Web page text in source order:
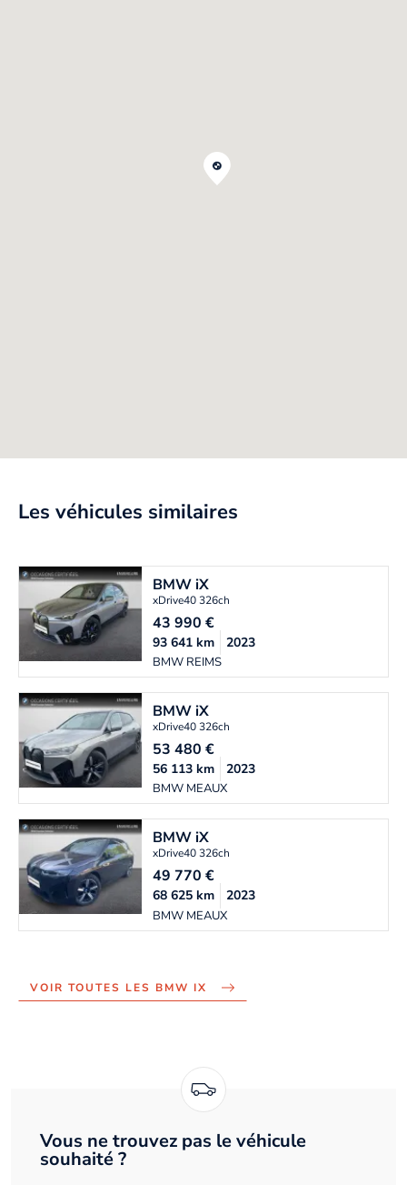
Les véhicules similaires
BMWiX
xDrive40 326ch
43 990€
BMW REIMS
93 641km 2023
BMWiX
xDrive40 326ch
53 480€
BMW MEAUX
56 113km 2023
BMWiX
xDrive40 326ch
49 770€
BMW MEAUX
68 625km 2023
VOIR TOUTES LES BMW IX
Vous ne trouvez pas le véhicule
souhaité ?